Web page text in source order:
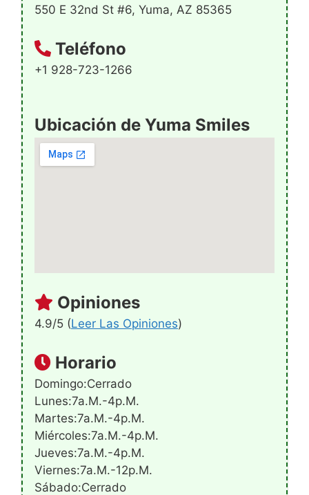
550 E 32nd St #6, Yuma, AZ 85365
Teléfono
+1 928-723-1266
Ubicación de Yuma Smiles
Opiniones
4.9/5 (Leer Las Opiniones)
Horario
Domingo:Cerrado
Lunes:7a.m.-4p.m.
Martes:7a.m.-4p.m.
Miércoles:7a.m.-4p.m.
Jueves:7a.m.-4p.m.
Viernes:7a.m.-12p.m.
Sábado:Cerrado